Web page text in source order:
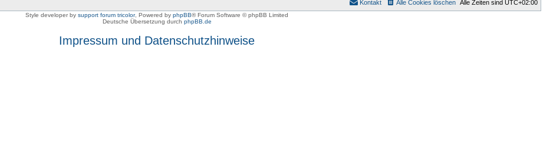
Alle Zeiten sind UTC+02:00
Alle Cookies löschen
Kontakt
Style developer by support forum tricolor, Powered by phpBB® Forum Software © phpBB Limited
Deutsche Übersetzung durch phpBB.de
Impressum und Datenschutzhinweise